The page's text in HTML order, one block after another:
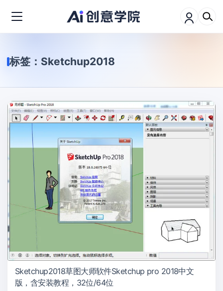
标签： Sketchup2018
Sketchup2018草图大师软件Sketchup pro 2018中文
版，含安装教程，32位/64位